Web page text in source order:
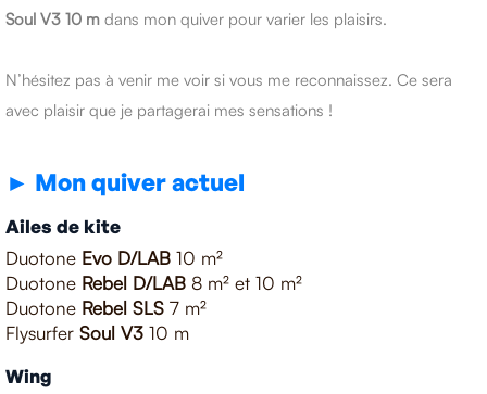
Soul V3 10 m dans mon quiver pour varier les plaisirs.
N’hésitez pas à venir me voir si vous me reconnaissez. Ce sera
avec plaisir que je partagerai mes sensations !
► Mon quiver actuel
Ailes de kite
Duotone Evo D/LAB 10 m²
Duotone Rebel D/LAB 8 m² et 10 m²
Duotone Rebel SLS 7 m²
Flysurfer Soul V3 10 m
Wing